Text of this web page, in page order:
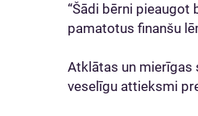
“Šādi bērni pieaugot
pamatotus finanšu
Atklātas un mierīgas
veselīgu attieksmi